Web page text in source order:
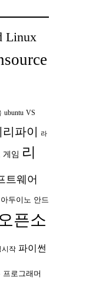
Linux
ubuntu VS
파이 라
게임 리
트웨어
아두이노 안드
오픈소
시작 파이썬
프로그래머